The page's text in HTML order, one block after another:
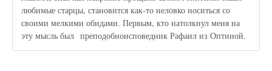
любимые старцы, становится как-то неловко носиться со
своими мелкими обидами. Первым, кто натолкнул меня на
эту мысль был преподобноисповедник Рафаил из Оптиной.